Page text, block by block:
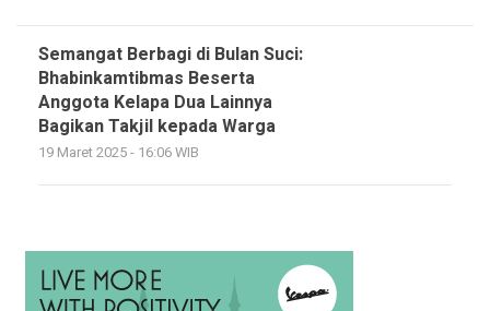
Semangat Berbagi di Bulan Suci:
Bhabinkamtibmas Beserta
Anggota Kelapa Dua Lainnya
Bagikan Takjil kepada Warga
19 Maret 2025 - 16:06 WIB